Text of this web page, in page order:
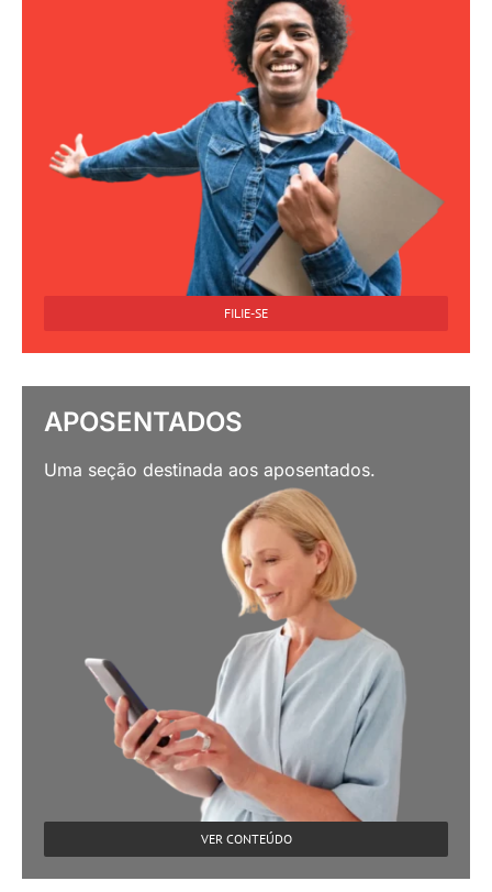
FILIE-SE
APOSENTADOS
Uma seção destinada aos aposentados.
VER CONTEÚDO